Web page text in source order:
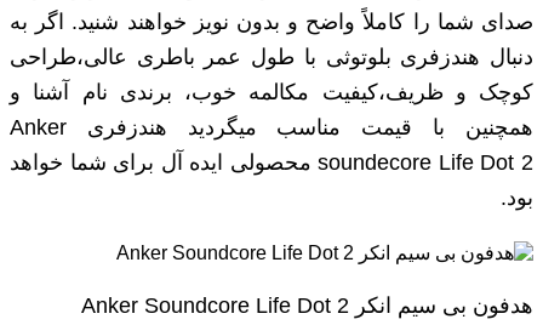
صدای شما را کاملاً واضح و بدون نویز خواهند شنید. اگر به
دنبال هندزفری بلوتوثی با طول عمر باطری عالی،طراحی
کوچک و ظریف،کیفیت مکالمه خوب، برندی نام آشنا و
همچنین با قیمت مناسب میگردید هندزفری Anker
soundecore Life Dot 2 محصولی ایده آل برای شما خواهد
بود.
هدفون بی سیم انکر Anker Soundcore Life Dot 2